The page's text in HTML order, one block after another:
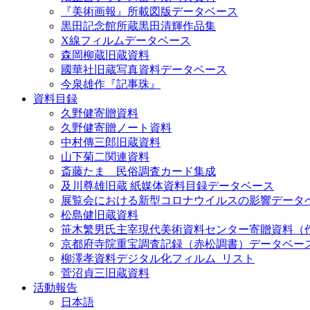
『美術画報』所載図版データベース
黒田記念館所蔵黒田清輝作品集
X線フィルムデータベース
森岡柳蔵旧蔵資料
國華社旧蔵写真資料データベース
今泉雄作『記事珠』
資料目録
久野健寄贈資料
久野健寄贈ノート資料
中村傳三郎旧蔵資料
山下菊二関連資料
斎藤たま 民俗調査カード集成
及川尊雄旧蔵 紙媒体資料目録データベース
展覧会における新型コロナウイルスの影響データ
松島健旧蔵資料
笹木繁男氏主宰現代美術資料センター寄贈資料（
京都府寺院重宝調査記録（赤松調書）データベー
柳澤孝資料デジタル化フィルム_リスト
菅沼貞三旧蔵資料
活動報告
日本語